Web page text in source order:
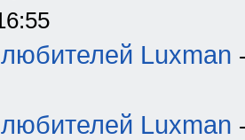
Luxman
Luxman